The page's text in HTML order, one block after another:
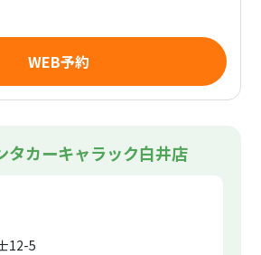
WEB予約
タカーキャラック白井店
12-5